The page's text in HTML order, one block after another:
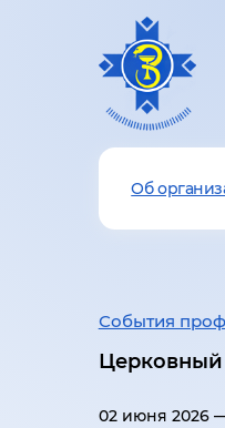
Об
События
Церковный
02 июня 2026 —